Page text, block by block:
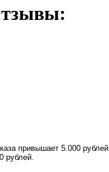
привышает 5.000 рублей.
рублей.